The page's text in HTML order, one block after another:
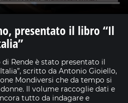
presentato il libro “Il
Rende è stato presentato il
scritto da Antonio Gioiello,
Mondiversi che da tempo si
Il volume raccoglie dati e
tutto da indagare e